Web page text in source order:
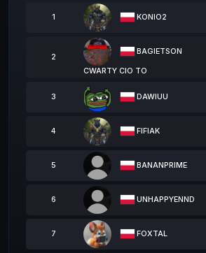
1 KONIO2
2
BAGIETSON
CWARTY CIO TO
3 DAWIUU
4 FIFIAK
5 BANANPRIME
6 UNHAPPYENND
7 FOXTAL